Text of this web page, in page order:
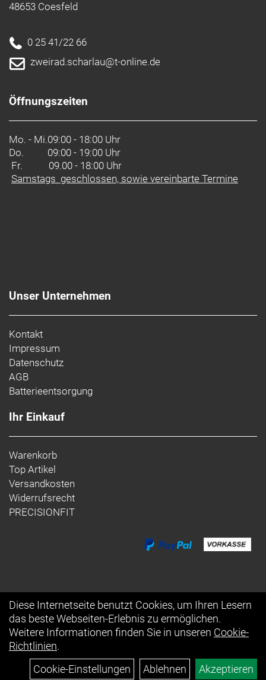
48653 Coesfeld
0 25 41/22 66
zweirad.scharlau@t-online.de
Öffnungszeiten
Mo. - Mi.09:00 - 18:00 Uhr
Do.
09:00 - 19:00 Uhr
Fr. 09.00 - 18:00 Uhr
Samstags geschlossen, sowie vereinbarte Termine
Unser Unternehmen
Kontakt
Impressum
Datenschutz
AGB
Batterieentsorgung
Ihr Einkauf
Warenkorb
Top Artikel
Versandkosten
Widerrufsrecht
PRECISIONFIT
Diese Internetseite benutzt Cookies, um Ihren Lesern
das beste Webseiten-Erlebnis zu ermöglichen.
Weitere Informationen finden Sie in unseren Cookie-
Richtlinien.
Cookie-Einstellungen
Ablehnen Akzeptieren
Auftrag widerrufen